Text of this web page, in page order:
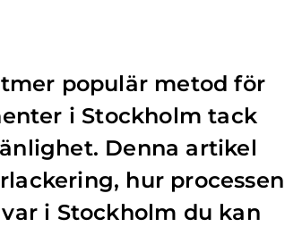
populär metod för
i Stockholm tack
Denna artikel
hur processen
i Stockholm du kan